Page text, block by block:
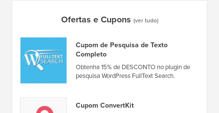
Ofertas e Cupons (ver tudo)
Cupom de Pesquisa de Texto
Completo
Obtenha 15% de DESCONTO no plugin de
pesquisa WordPress FullText Search.
Cupom ConvertKit